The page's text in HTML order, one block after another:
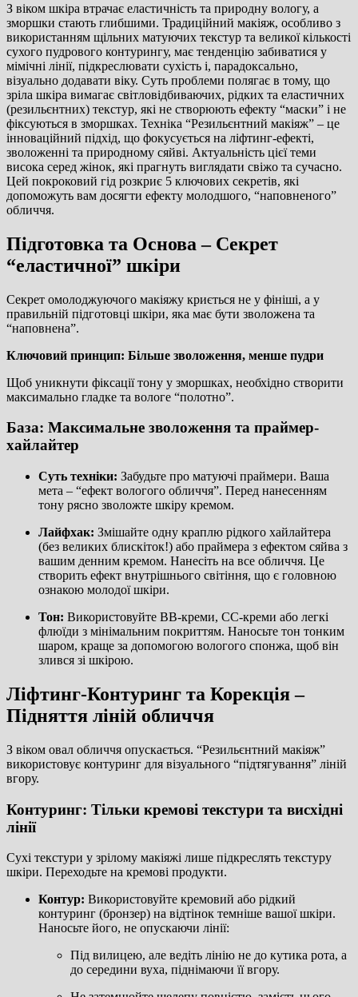
З віком шкіра втрачає еластичність та природну вологу, а
зморшки стають глибшими. Традиційний макіяж, особливо з
використанням щільних матуючих текстур та великої кількості
сухого пудрового контурингу, має тенденцію забиватися у
мімічні лінії, підкреслювати сухість і, парадоксально,
візуально додавати віку. Суть проблеми полягає в тому, що
зріла шкіра вимагає світловідбиваючих, рідких та еластичних
(резильєнтних) текстур, які не створюють ефекту “маски” і не
фіксуються в зморшках. Техніка “Резильєнтний макіяж” – це
інноваційний підхід, що фокусується на ліфтинг-ефекті,
зволоженні та природному сяйві. Актуальність цієї теми
висока серед жінок, які прагнуть виглядати свіжо та сучасно.
Цей покроковий гід розкриє 5 ключових секретів, які
допоможуть вам досягти ефекту молодшого, “наповненого”
обличчя.
Підготовка та Основа – Секрет
“еластичної” шкіри
Секрет омолоджуючого макіяжу криється не у фініші, а у
правильній підготовці шкіри, яка має бути зволожена та
“наповнена”.
Ключовий принцип: Більше зволоження, менше пудри
Щоб уникнути фіксації тону у зморшках, необхідно створити
максимально гладке та вологе “полотно”.
База: Максимальне зволоження та праймер-
хайлайтер
Суть техніки: Забудьте про матуючі праймери. Ваша
мета – “ефект вологого обличчя”. Перед нанесенням
тону рясно зволожте шкіру кремом.
Лайфхак: Змішайте одну краплю рідкого хайлайтера
(без великих блискіток!) або праймера з ефектом сяйва з
вашим денним кремом. Нанесіть на все обличчя. Це
створить ефект внутрішнього світіння, що є головною
ознакою молодої шкіри.
Тон: Використовуйте BB-креми, CC-креми або легкі
флюїди з мінімальним покриттям. Наносьте тон тонким
шаром, краще за допомогою вологого спонжа, щоб він
злився зі шкірою.
Ліфтинг-Контуринг та Корекція –
Підняття ліній обличчя
З віком овал обличчя опускається. “Резильєнтний макіяж”
використовує контуринг для візуального “підтягування” ліній
вгору.
Контуринг: Тільки кремові текстури та висхідні
лінії
Сухі текстури у зрілому макіяжі лише підкреслять текстуру
шкіри. Переходьте на кремові продукти.
Контур: Використовуйте кремовий або рідкий
контуринг (бронзер) на відтінок темніше вашої шкіри.
Наносьте його, не опускаючи лінії:
Під вилицею, але ведіть лінію не до кутика рота, а
до середини вуха, піднімаючи її вгору.